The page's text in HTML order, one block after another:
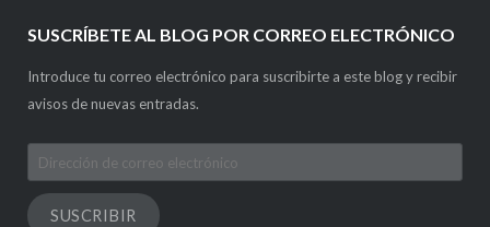
SUSCRÍBETE AL BLOG POR CORREO ELECTRÓNICO
Introduce tu correo electrónico para suscribirte a este blog y recibir
avisos de nuevas entradas.
Dirección
de
correoSUSCRIBIR